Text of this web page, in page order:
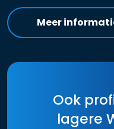
Meer
Ook
lagere